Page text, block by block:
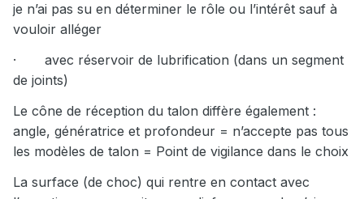
je n’ai pas su en déterminer le rôle ou l’intérêt sauf à
vouloir alléger
·
avec réservoir de lubrification (dans un segment
de joints)
Le cône de réception du talon diffère également :
angle, génératrice et profondeur = n’accepte pas tous
les modèles de talon = Point de vigilance dans le choix
La surface (de choc) qui rentre en contact avec